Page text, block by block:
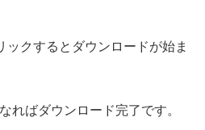
ックするとダウンロードが始ま
ればダウンロード完了です。